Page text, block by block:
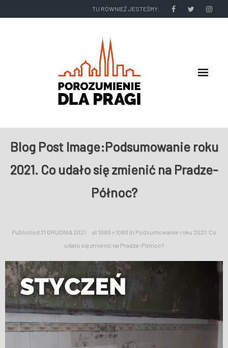
TU RÓWNIEŻ JESTEŚMY:
O NAS
RADNI I ZARZĄD DZIELNICY
Blog Post Image:Podsumowanie roku
2021. Co udało się zmienić na Pradze-
Północ?
Published 31 GRUDNIA 2021 at 1080 × 1080 in Podsumowanie roku 2021. Co
udało się zmienić na Pradze-Północ?